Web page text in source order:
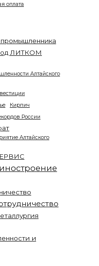
оплата
ЛИТКОМ
Алтайского
Кирпич
России
Алтайского
и